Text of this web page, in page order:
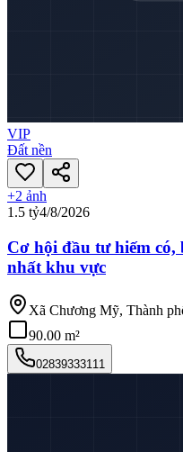
VIP
Đất nền
+2 ảnh
1.5 tỷ4/8/2026
Cơ hội đầu tư hiếm
nhất khu vực
Xã Chương Mỹ, Thành
90.00 m²
02839333111